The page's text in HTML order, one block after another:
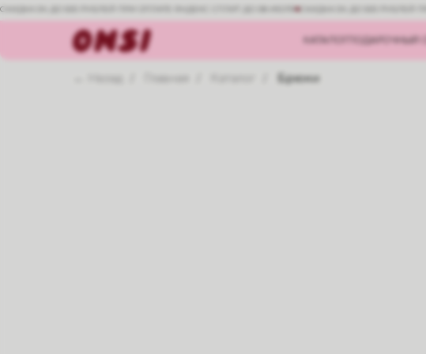
СКИДКА 5% ДО 500 РУБЛЕЙ ПРИ ОПЛАТЕ ЯНДЕКС СПЛИТ ДО 08 ИЮЛЯ СКИДКА 5% ДО 500 РУБЛЕЙ
КАТАЛОГ ПОДАРОЧНЫЙ
← Назад Главная Брюки